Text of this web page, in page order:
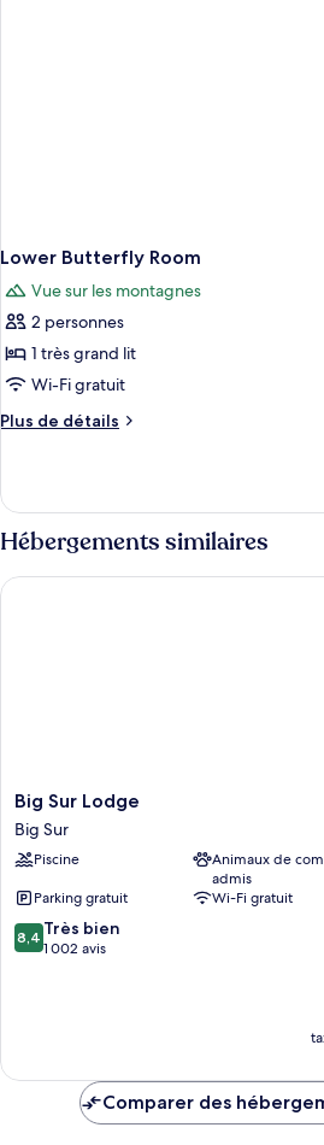
Lower Butterfly Room
Vue sur les montagnes
2 personnes
1 très grand lit
Wi-Fi gratuit
Plus de détails
Plus
le
type
de
Lower
Hébergements similaires
Big
Sur
Lodge
Big
Big Sur Lodge
Big Sur
Piscine
Animaux de
admis
Parking gratuit
Wi-Fi gratuit
8.4
sur
8,4 Très bien
1 002 avis
Big Sur Lodge
Comparer des